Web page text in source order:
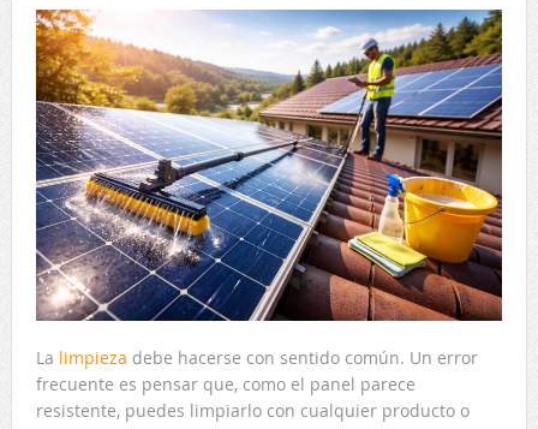
La limpieza debe hacerse con sentido común. Un error
frecuente es pensar que, como el panel parece
resistente, puedes limpiarlo con cualquier producto o